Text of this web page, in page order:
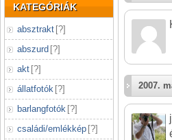
KATEGÓRIÁK
absztrakt [?]
abszurd [?]
akt [?]
állatfotók [?]
barlangfotók [?]
családi/emlékkép [?]
2007.